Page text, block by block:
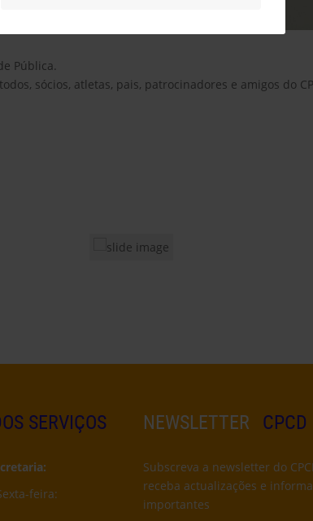
Pública.
sócios, atletas, pais, patrocinadores e amigos do
SERVIÇOS
feira:
NEWSLETTER CPCD
Subscreva a newsletter do
receba actualizações e
importantes